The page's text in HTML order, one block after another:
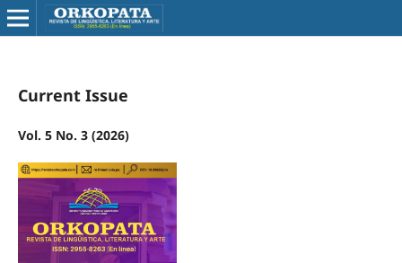
Current Issue
Vol. 5 No. 3 (2026)